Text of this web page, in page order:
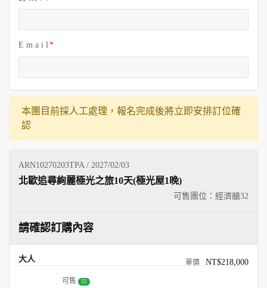
E m a i l
本團目前採人工處理，報名完成後將立即安排訂位確
認
ARN10270203TPA / 2027/02/03
可售團位：經濟艙32
北歐追尋絢麗極光之旅10天(極光屋1晚)
請確認訂購內容
大人 NT$218,000
可售 32